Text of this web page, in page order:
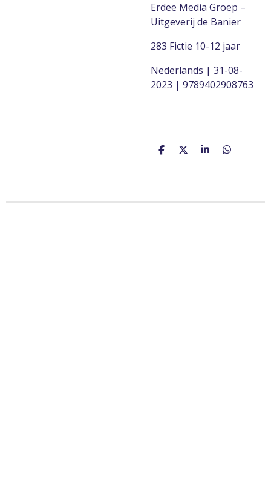
Erdee Media Groep –
Uitgeverij de Banier
283 Fictie 10-12 jaar
Nederlands | 31-08-
2023 | 9789402908763
D
D
S
D